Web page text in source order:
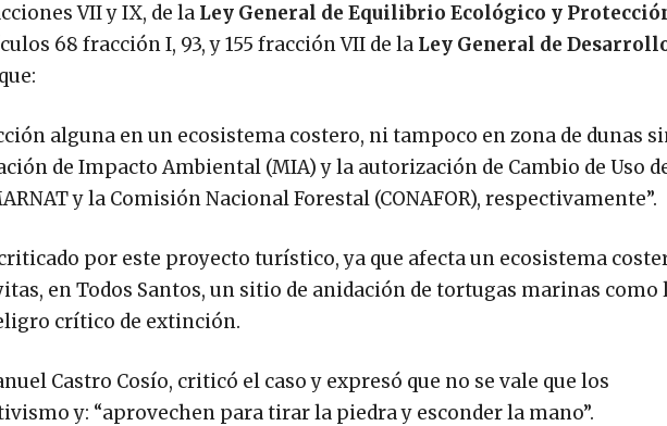
VII y IX, de la Ley General de Equilibrio Ecológico y
68 fracción I, 93, y 155 fracción VII de la Ley General de
alguna en un ecosistema costero, ni tampoco en zona de dunas
de Impacto Ambiental (MIA) y la autorización de Cambio de Uso
y la Comisión Nacional Forestal (CONAFOR), respectivamente”.
por este proyecto turístico, ya que afecta un ecosistema
en Todos Santos, un sitio de anidación de tortugas marinas como
crítico de extinción.
Castro Cosío, criticó el caso y expresó que no se vale que los
y: “aprovechen para tirar la piedra y esconder la mano”.